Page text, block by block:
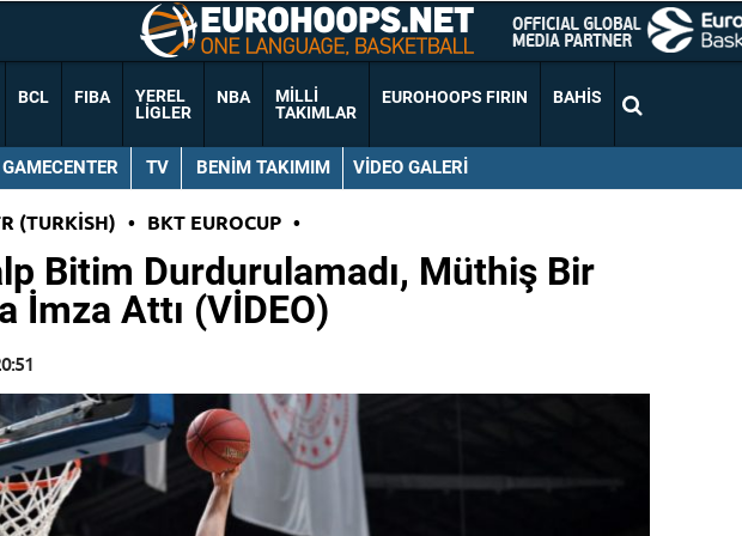
BCL FIBA
YEREL
LIGLER
NBA
MILLI
TAKIMLAR
EUROHOOPS FIRIN BAHIS
TV BENIM TAKIMIM VIDEO GALERI
(TURKISH) • BKT EUROCUP •
Bitim Durdurulamadı, Müthiş Bir
İmza Attı (VİDEO)